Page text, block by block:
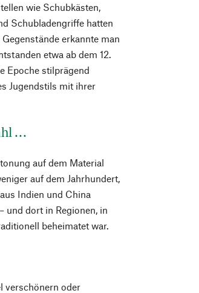
wie Schubkästen,
Schubladengriffe hatten
erkannte man
etwa ab dem 12.
Epoche stilprägend
Jugendstils mit ihrer
...
auf dem Material
auf dem Jahrhundert,
Indien und China
und dort in Regionen, in
beheimatet war.
verschönern oder